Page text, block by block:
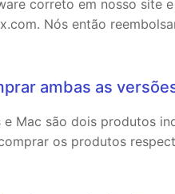
correto em nosso site
Nós então
ambas as
e Mac são dois produtos
os produtos